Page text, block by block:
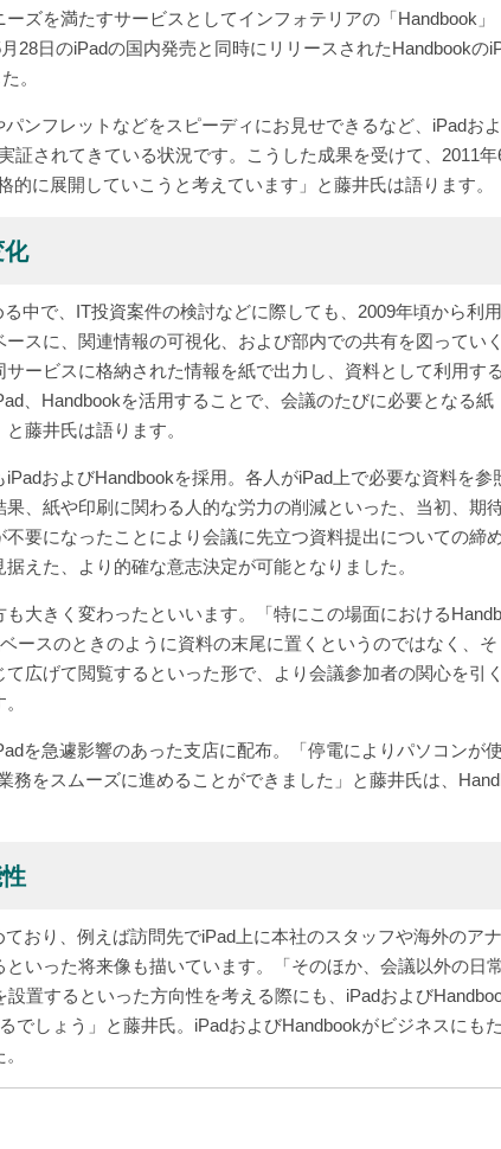
ズを満たすサービスとしてインフォテリアの「Handbook」
28日のiPadの国内発売と同時にリリースされたHandbookの
。
ンフレットなどをスピーディにお見せできるなど、iPadおよ
されてきている状況です。こうした成果を受けて、2011年
に展開していこうと考えています」と藤井氏は語ります。
化
中で、IT投資案件の検討などに際しても、2009年頃から利用
スに、関連情報の可視化、および部内での共有を図っていく
ービスに格納された情報を紙で出力し、資料として利用する
、Handbookを活用することで、会議のたびに必要となる紙
藤井氏は語ります。
およびHandbookを採用。各人がiPad上で必要な資料を参
、紙や印刷に関わる人的な労力の削減といった、当初、期
要になったことにより会議に先立つ資料提出についての締
えた、より的確な意志決定が可能となりました。
大きく変わったといいます。「特にこの場面におけるHandb
ースのときのように資料の末尾に置くというのではなく、そ
広げて閲覧するといった形で、より会議参加者の関心を引く
を急遽影響のあった支店に配布。「停電によりパソコンが使
務をスムーズに進めることができました」と藤井氏は、
おり、例えば訪問先でiPad上に本社のスタッフや海外のアナ
いった将来像も描いています。「そのほか、会議以外の日常
置するといった方向性を考える際にも、iPadおよび
しょう」と藤井氏。iPadおよびHandbookがビジネスにもた